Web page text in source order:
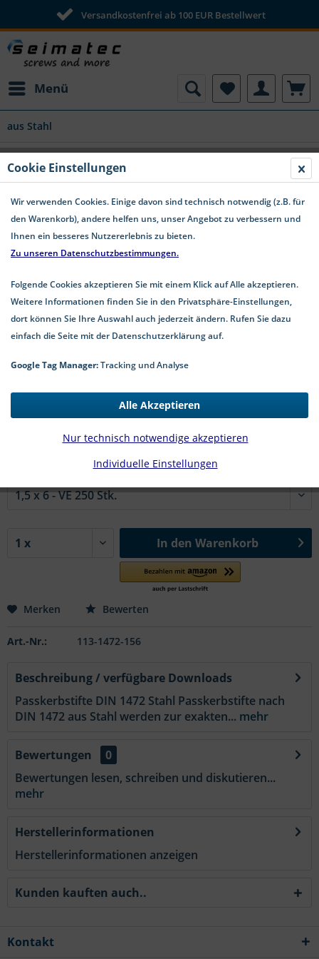
Versandkostenfrei ab 100 EUR Bestellwert
Menü
aus Stahl
DIN 1472 Passkerbstifte Stahl
🤖Dieses Bild wurde mit Künstlicher Intelligenz erstellt.
18,64 € *
*inkl. MwSt.zzgl. Versandkosten
2-5 Werktage Lieferzeit
#DIN 1472 St | Ø x l in mm:
In den Warenkorb
Merken Bewerten
Art.-Nr.: 113-1472-156
Beschreibung / verfügbare Downloads
Passkerbstifte DIN 1472 Stahl Passkerbstifte nach
DIN 1472 aus Stahl werden zur exakten... mehr
Bewertungen
0
Bewertungen lesen, schreiben und diskutieren...
mehr
Herstellerinformationen
Herstellerinformationen anzeigen
Kunden kauften auch..
Kontakt
Cookie Einstellungen
Wir verwenden Cookies. Einige davon sind technisch notwendig (z.B. für
den Warenkorb), andere helfen uns, unser Angebot zu verbessern und
Ihnen ein besseres Nutzererlebnis zu bieten.
Zu unseren Datenschutzbestimmungen.
Folgende Cookies akzeptieren Sie mit einem Klick auf Alle akzeptieren.
Weitere Informationen finden Sie in den Privatsphäre-Einstellungen,
dort können Sie Ihre Auswahl auch jederzeit ändern. Rufen Sie dazu
einfach die Seite mit der Datenschutzerklärung auf.
Google Tag Manager:Tracking und Analyse
Individuelle Einstellungen
Nur technisch notwendige akzeptieren
Alle Akzeptieren